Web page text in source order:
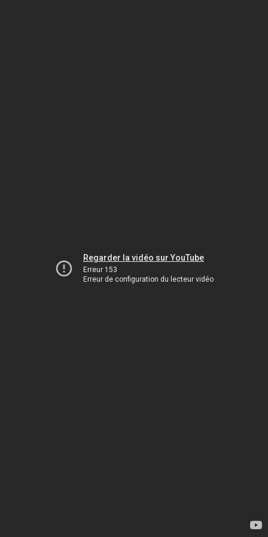
Regarder la vidéo sur YouTube
Erreur 153
Erreur de configuration du lecteur vidéo